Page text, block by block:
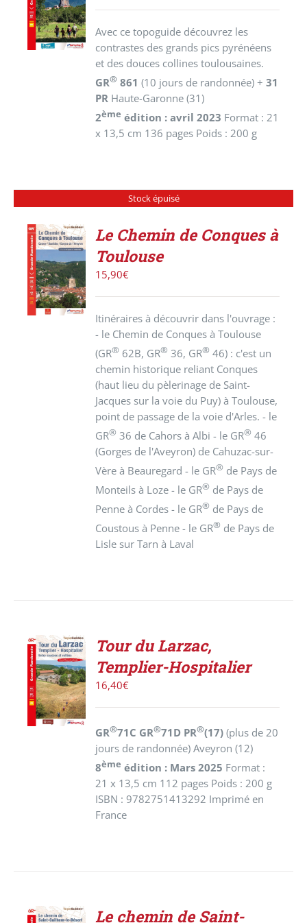
PANIER
/
DÉTAILS
Avec ce topoguide découvrez les
contrastes des grands pics pyrénéens
et des douces collines toulousaines.
GR® 861(10 jours de randonnée) +31
PR Haute-Garonne (31)
2ème édition : avril 2023 Format : 21
x 13,5 cm 136 pages Poids : 200 g
Stock épuisé
DÉTAILS
Le Chemin de Conques à
Toulouse
15,90€
Itinéraires à découvrir dans l'ouvrage :
- le Chemin de Conques à Toulouse
(GR® 62B, GR® 36, GR® 46) : c'est un
chemin historique reliant Conques
(haut lieu du pèlerinage de Saint-
Jacques sur la voie du Puy) à Toulouse,
point de passage de la voie d'Arles. - le
GR® 36 de Cahors à Albi - le GR® 46
(Gorges de l'Aveyron) de Cahuzac-sur-
Vère à Beauregard - le GR® de Pays de
Monteils à Loze - le GR® de Pays de
Penne à Cordes - le GR® de Pays de
Coustous à Penne - le GR® de Pays de
Lisle sur Tarn à Laval
AJOUTER
AU
PANIER
/
DÉTAILS
Tour du Larzac,
Templier-Hospitalier
16,40€
GR®71C GR®71D PR®(17)(plus de 20
jours de randonnée) Aveyron (12)
8ème édition : Mars 2025 Format :
21 x 13,5 cm 112 pages Poids : 200 g
ISBN : 9782751413292 Imprimé en
France
Le chemin de Saint-